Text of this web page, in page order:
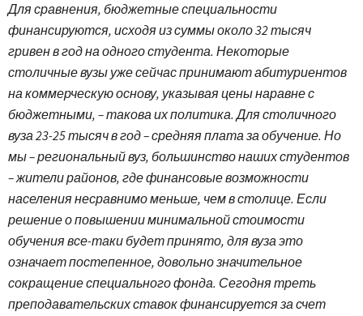
Для сравнения, бюджетные специальности
финансируются, исходя из суммы около 32 тысяч
гривен в год на одного студента. Некоторые
столичные вузы уже сейчас принимают абитуриентов
на коммерческую основу, указывая цены наравне с
бюджетными, – такова их политика. Для столичного
вуза 23-25 тысяч в год – средняя плата за обучение. Но
мы – региональный вуз, большинство наших студентов
– жители районов, где финансовые возможности
населения несравнимо меньше, чем в столице. Если
решение о повышении минимальной стоимости
обучения все-таки будет принято, для вуза это
означает постепенное, довольно значительное
сокращение специального фонда. Сегодня треть
преподавательских ставок финансируется за счет